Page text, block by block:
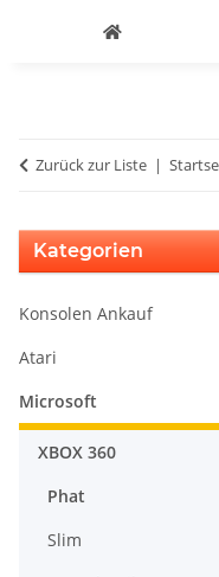
Zurück zur Liste
Kategorien
Konsolen Ankauf
Atari
Microsoft
XBOX 360
Phat
Slim